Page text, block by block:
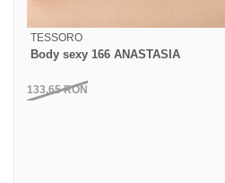
TESSORO
Body sexy 166 ANASTASIA
133,65RON